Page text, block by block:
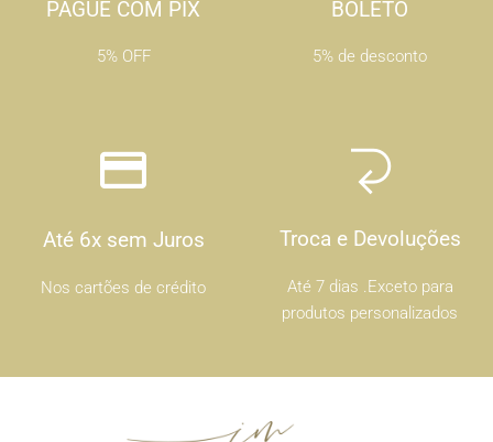
PAGUE COM PIX
5% OFF
BOLETO
5% de desconto
Até 6x sem Juros
Nos cartões de crédito
Troca e Devoluções
Até 7 dias .Exceto para
produtos personalizados